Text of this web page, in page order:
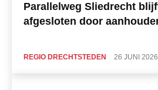
Parallelweg Sliedrecht
afgesloten door
REGIO DRECHTSTEDEN 26 JUNI